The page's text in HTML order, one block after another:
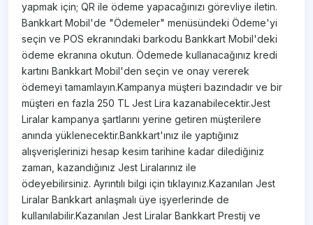
yapmak için; QR ile ödeme yapacağınızı görevliye iletin.
Bankkart Mobil'de "Ödemeler" menüsündeki Ödeme'yi
seçin ve POS ekranındaki barkodu Bankkart Mobil'deki
ödeme ekranına okutun. Ödemede kullanacağınız kredi
kartını Bankkart Mobil'den seçin ve onay vererek
ödemeyi tamamlayın.Kampanya müşteri bazındadır ve bir
müşteri en fazla 250 TL Jest Lira kazanabilecektir.Jest
Liralar kampanya şartlarını yerine getiren müşterilere
anında yüklenecektir.Bankkart'ınız ile yaptığınız
alışverişlerinizi hesap kesim tarihine kadar dilediğiniz
zaman, kazandığınız Jest Liralarınız ile
ödeyebilirsiniz. Ayrıntılı bilgi için tıklayınız.Kazanılan Jest
Liralar Bankkart anlaşmalı üye işyerlerinde de
kullanılabilir.Kazanılan Jest Liralar Bankkart Prestij ve